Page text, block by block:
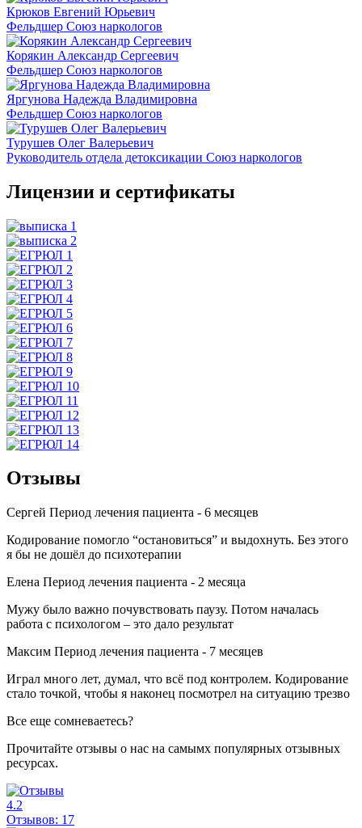
Крюков Евгений Юрьевич
Фельдшер Союз наркологов
Корякин Александр Сергеевич
Фельдшер Союз наркологов
Яргунова Надежда Владимировна
Фельдшер Союз наркологов
Турушев Олег Валерьевич
Руководитель отдела детоксикации Союз наркологов
Лицензии и сертификаты
Отзывы
Сергей Период лечения пациента - 6 месяцев
Кодирование помогло “остановиться” и выдохнуть. Без этого
я бы не дошёл до психотерапии
Елена Период лечения пациента - 2 месяца
Мужу было важно почувствовать паузу. Потом началась
работа с психологом – это дало результат
Максим Период лечения пациента - 7 месяцев
Играл много лет, думал, что всё под контролем. Кодирование
стало точкой, чтобы я наконец посмотрел на ситуацию трезво
Все еще сомневаетесь?
Прочитайте отзывы о нас на самымх популярных отзывных
ресурсах.
4.2
Отзывов: 17